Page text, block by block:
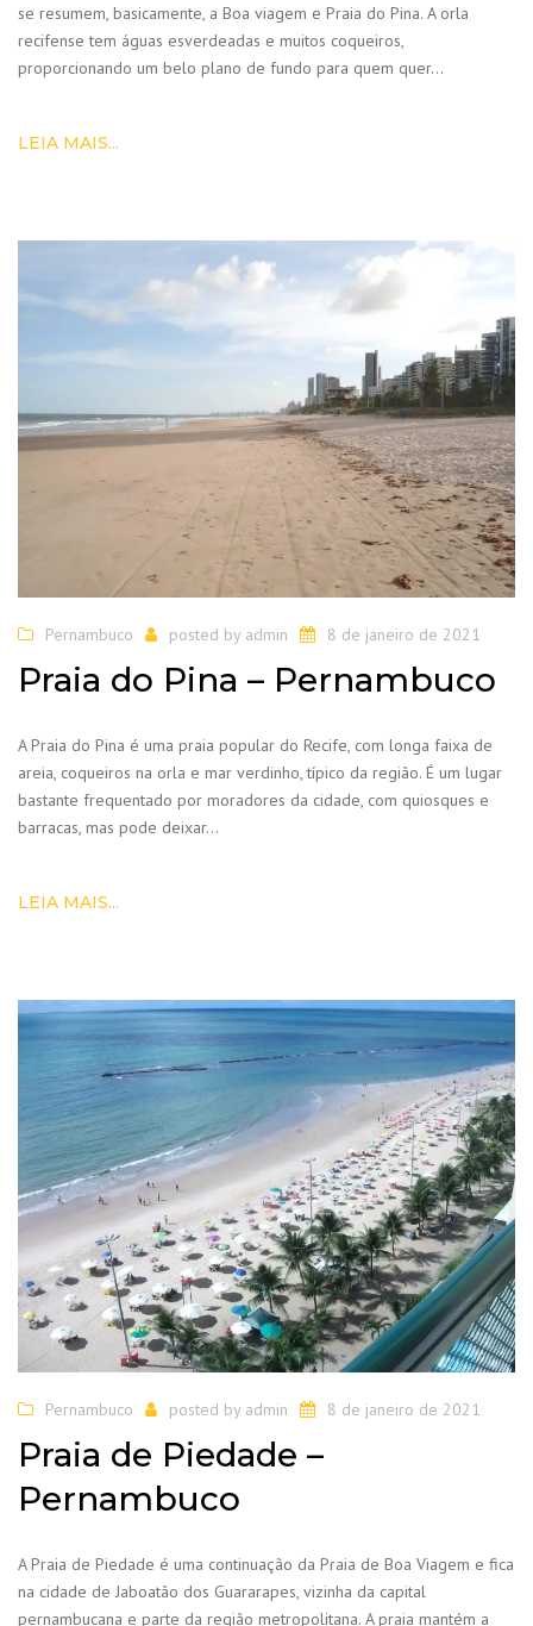
se resumem, basicamente, a Boa viagem e Praia do Pina. A orla
recifense tem águas esverdeadas e muitos coqueiros,
proporcionando um belo plano de fundo para quem quer…
LEIA MAIS...
Pernambuco posted by admin 8 de janeiro de 2021
Praia do Pina – Pernambuco
A Praia do Pina é uma praia popular do Recife, com longa faixa de
areia, coqueiros na orla e mar verdinho, típico da região. É um lugar
bastante frequentado por moradores da cidade, com quiosques e
barracas, mas pode deixar…
LEIA MAIS...
Pernambuco posted by admin 8 de janeiro de 2021
Praia de Piedade –
Pernambuco
A Praia de Piedade é uma continuação da Praia de Boa Viagem e fica
na cidade de Jaboatão dos Guararapes, vizinha da capital
pernambucana e parte da região metropolitana. A praia mantém a